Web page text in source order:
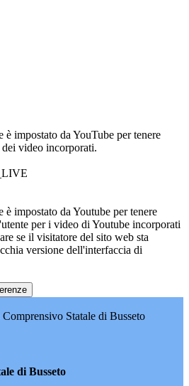
è impostato da YouTube per tenere
video incorporati.
è impostato da Youtube per tenere
per i video di Youtube incorporati
se il visitatore del sito web sta
versione dell'interfaccia di
Statale di Busseto
di Busseto